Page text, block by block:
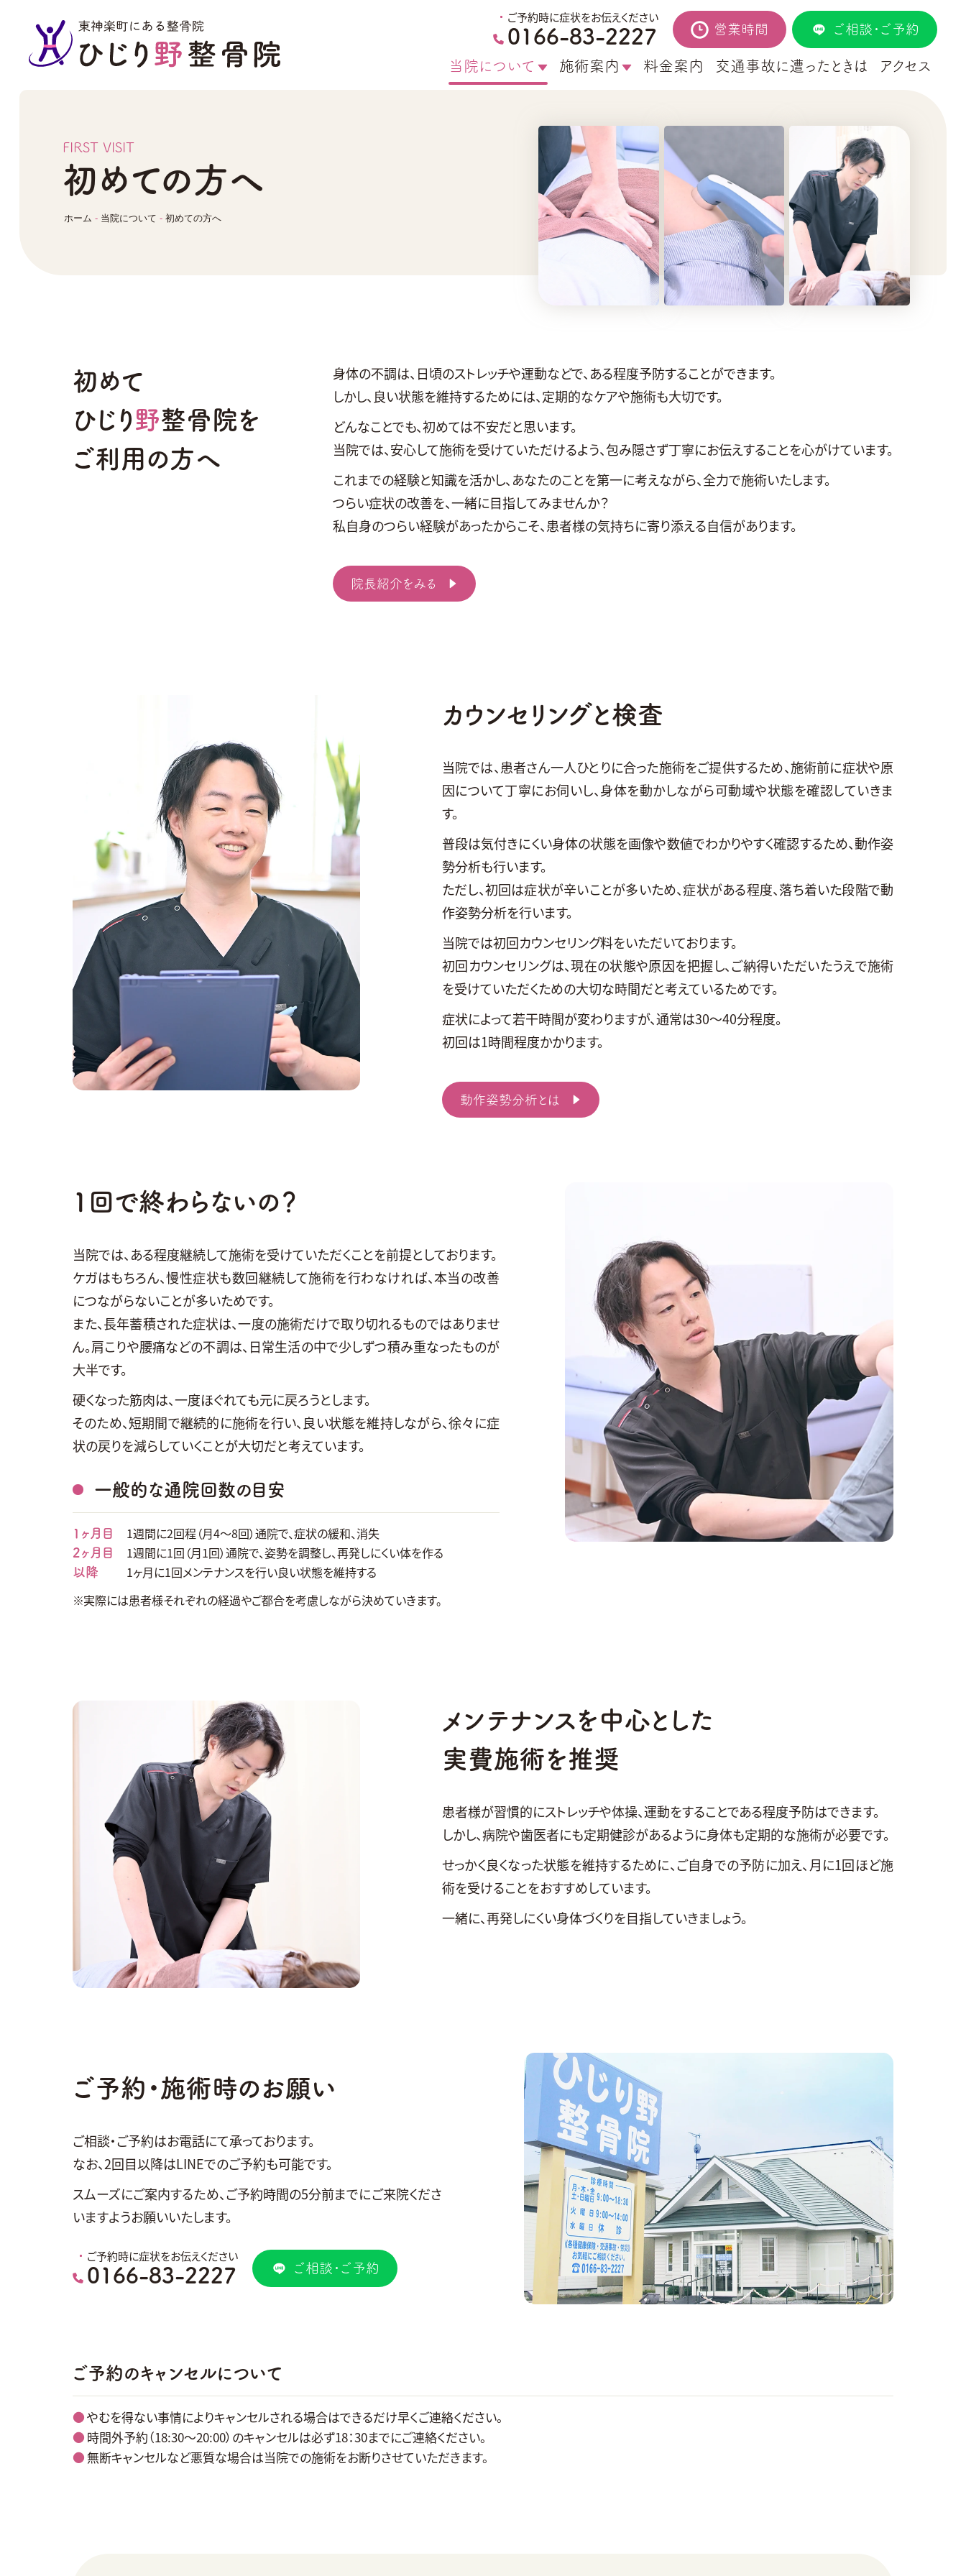
ご予約時に症状をお伝えください
0166-83-2227 営業時間 ご相談・ご予約
当院について 施術案内 料金案内 交通事故に遭ったときは アクセス
FIRST VISIT
初めての方へ
ホーム - 当院について - 初めての方へ
初めて
ひじり野整骨院を
ご利用の方へ
身体の不調は、日頃のストレッチや運動などで、ある程度予防することができます。
しかし、良い状態を維持するためには、定期的なケアや施術も大切です。
どんなことでも、初めては不安だと思います。
当院では、安心して施術を受けていただけるよう、包み隠さず丁寧にお伝えすることを心がけています。
これまでの経験と知識を活かし、あなたのことを第一に考えながら、全力で施術いたします。
つらい症状の改善を、一緒に目指してみませんか？
私自身のつらい経験があったからこそ、患者様の気持ちに寄り添える自信があります。
院長紹介をみる
カウンセリングと検査
当院では、患者さん一人ひとりに合った施術をご提供するため、施術前に症状や原
因について丁寧にお伺いし、身体を動かしながら可動域や状態を確認していきま
す。
普段は気付きにくい身体の状態を画像や数値でわかりやすく確認するため、動作姿
勢分析も行います。
ただし、初回は症状が辛いことが多いため、症状がある程度、落ち着いた段階で動
作姿勢分析を行います。
当院では初回カウンセリング料をいただいております。
初回カウンセリングは、現在の状態や原因を把握し、ご納得いただいたうえで施術
を受けていただくための大切な時間だと考えているためです。
症状によって若干時間が変わりますが、通常は30～40分程度。
初回は1時間程度かかります。
動作姿勢分析とは
1回で終わらないの？
当院では、ある程度継続して施術を受けていただくことを前提としております。
ケガはもちろん、慢性症状も数回継続して施術を行わなければ、本当の改善
につながらないことが多いためです。
また、長年蓄積された症状は、一度の施術だけで取り切れるものではありませ
ん。肩こりや腰痛などの不調は、日常生活の中で少しずつ積み重なったものが
大半です。
硬くなった筋肉は、一度ほぐれても元に戻ろうとします。
そのため、短期間で継続的に施術を行い、良い状態を維持しながら、徐々に症
状の戻りを減らしていくことが大切だと考えています。
一般的な通院回数の目安
1ヶ月目 1週間に2回程（月4～8回）通院で、症状の緩和、消失
2ヶ月目 1週間に1回（月1回）通院で、姿勢を調整し、再発しにくい体を作る
以降
1ヶ月に1回メンテナンスを行い良い状態を維持する
実際には患者様それぞれの経過やご都合を考慮しながら決めていきます。
メンテナンスを中心とした
実費施術を推奨
患者様が習慣的にストレッチや体操、運動をすることである程度予防はできます。
しかし、病院や歯医者にも定期健診があるように身体も定期的な施術が必要です。
せっかく良くなった状態を維持するために、ご自身での予防に加え、月に1回ほど施
術を受けることをおすすめしています。
一緒に、再発しにくい身体づくりを目指していきましょう。
ご予約・施術時のお願い
ご相談・ご予約はお電話にて承っております。
なお、2回目以降はLINEでのご予約も可能です。
スムーズにご案内するため、ご予約時間の5分前までにご来院くださ
いますようお願いいたします。
ご予約時に症状をお伝えください
0166-83-2227 ご相談・ご予約
ご予約のキャンセルについて
やむを得ない事情によりキャンセルされる場合はできるだけ早くご連絡ください。
時間外予約（18:30〜20:00）のキャンセルは必ず18：30までにご連絡ください。
無断キャンセルなど悪質な場合は当院での施術をお断りさせていただきます。